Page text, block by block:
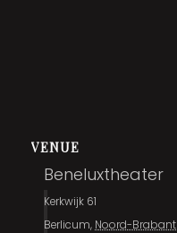
VENUE
Beneluxtheater
Kerkwijk 61
Berlicum, Noord-Brabant